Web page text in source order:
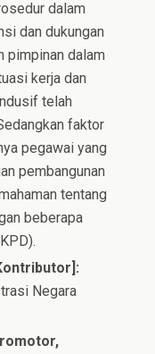
dalam
dan dukungan
pimpinan dalam
kerja dan
telah
faktor
pegawai yang
pembangunan
tentang
beberapa
Negara